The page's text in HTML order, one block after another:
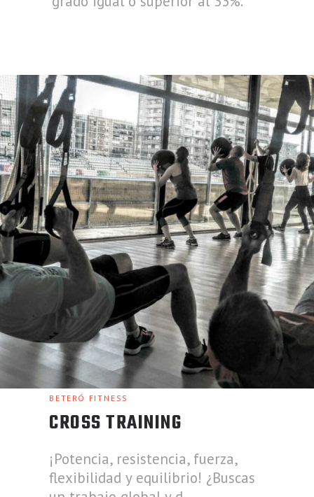
BETERÓ FITNESS
CROSS TRAINING
¡Potencia, resistencia, fuerza,
flexibilidad y equilibrio! ¿Buscas